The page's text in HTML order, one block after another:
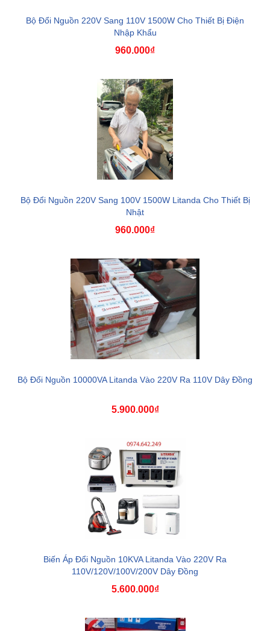
Bộ Đổi Nguồn 220V Sang 110V 1500W Cho Thiết Bị Điện
Nhập Khẩu
960.000₫
Bộ Đổi Nguồn 220V Sang 100V 1500W Litanda Cho Thiết Bị
Nhật
960.000₫
Bộ Đổi Nguồn 10000VA Litanda Vào 220V Ra 110V Dây Đồng
5.900.000₫
Biến Áp Đổi Nguồn 10KVA Litanda Vào 220V Ra
110V/120V/100V/200V Dây Đồng
5.600.000₫